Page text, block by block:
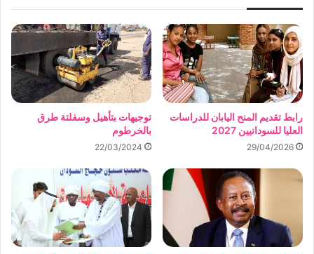
رابط تقديم المنح اليابان للدراسات
العليا للسودانيين 2027
29/04/2026
توجيهات بتأهيل وسفلتة طرق
بالخرطوم
22/03/2024